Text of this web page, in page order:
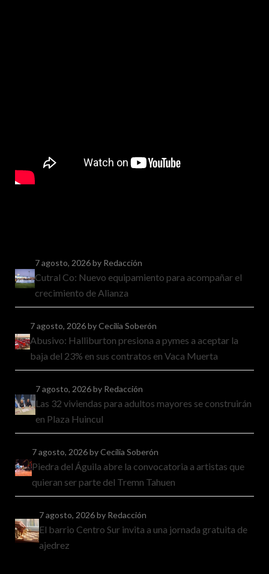
7 agosto, 2026by Redacción
Cutral Co: Nuevo equipamiento para acompañar el
crecimiento de Alianza
7 agosto, 2026by Cecilia Soberón
Abusivo: Halliburton presiona a pymes a aceptar la
baja del 23% en sus contratos en Vaca Muerta
7 agosto, 2026by Redacción
Las 32 viviendas para adultos mayores se construirán
en Plaza Huincul
7 agosto, 2026by Cecilia Soberón
Piedra del Águila abre la convocatoria a artistas que
quieran ser parte del Tremn Tahuen
7 agosto, 2026by Redacción
El barrio Centro Sur invita a una jornada gratuita de
ajedrez